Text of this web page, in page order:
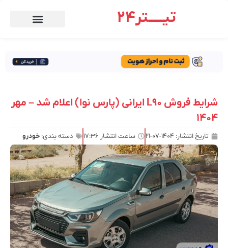
تیـــــتر24
شرایط فروش L90 ایرانی (پارس نوا) اعلام شد – مهر
۱۴۰۴
تاریخ انتشار: ۱۴۰۴-۰۷-۲۱ ساعت انتشار ۱۷:۳۶ دسته بندی: خودرو